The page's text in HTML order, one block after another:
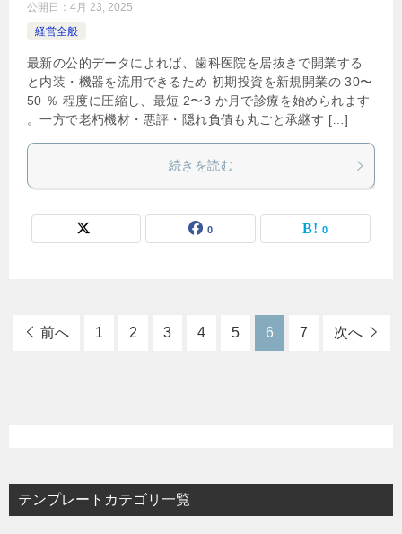
公開日： 4月 23, 2025
経営全般
最新の公的データによれば、歯科医院を居抜きで開業する
と内装・機器を流用できるため 初期投資を新規開業の 30〜
50 ％ 程度に圧縮し、最短 2〜3 か月で診療を始められます​
。一方で老朽機材・悪評・隠れ負債も丸ごと承継す […]
続きを読む
0 0
前へ 1 2 3 4 5 6 7 次へ
テンプレートカテゴリ一覧